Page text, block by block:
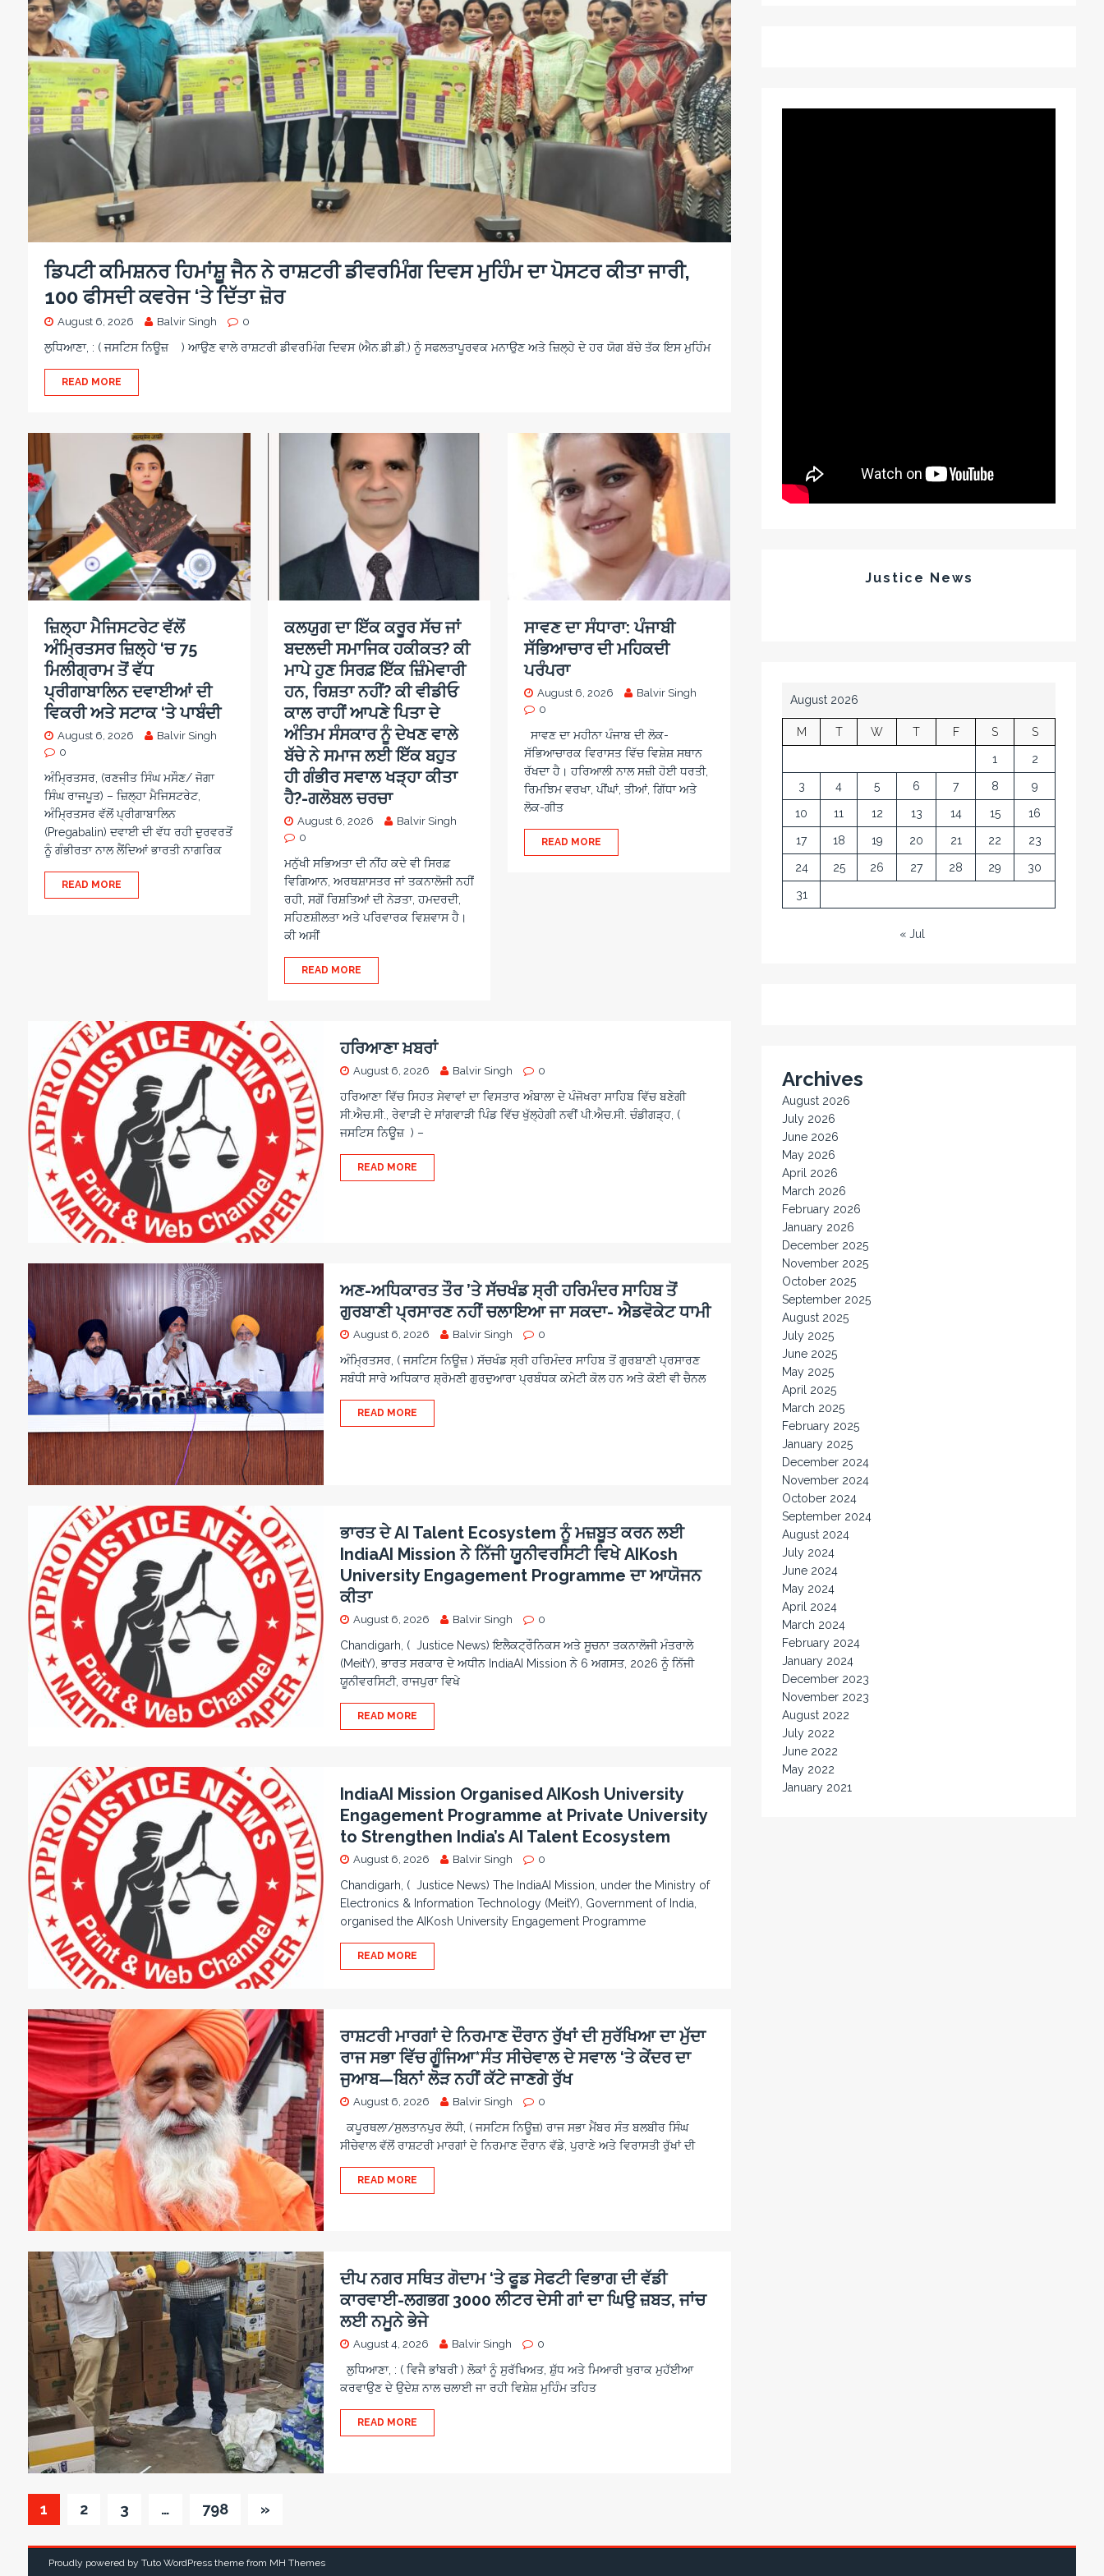
d
n
o
i
n
o
i
c
r
e
w
a
r
d
e
c
a
s
i
n
o
a
s
i
n
o
o
g
a
m
e
ਡਿਪਟੀ ਕਮਿਸ਼ਨਰ ਹਿਮਾਂਸ਼ੂ ਜੈਨ ਨੇ ਰਾਸ਼ਟਰੀ ਡੀਵਰਮਿੰਗ ਦਿਵਸ ਮੁਹਿੰਮ ਦਾ ਪੋਸਟਰ ਕੀਤਾ ਜਾਰੀ,
100 ਫੀਸਦੀ ਕਵਰੇਜ ‘ਤੇ ਦਿੱਤਾ ਜ਼ੋਰ
August 6, 2026 Balvir Singh 0
ਲੁਧਿਆਣਾ, : ( ਜਸਟਿਸ ਨਿਊਜ਼ ) ਆਉਣ ਵਾਲੇ ਰਾਸ਼ਟਰੀ ਡੀਵਰਮਿੰਗ ਦਿਵਸ (ਐਨ.ਡੀ.ਡੀ.) ਨੂੰ ਸਫਲਤਾਪੂਰਵਕ ਮਨਾਉਣ ਅਤੇ ਜ਼ਿਲ੍ਹੇ ਦੇ ਹਰ ਯੋਗ ਬੱਚੇ ਤੱਕ ਇਸ ਮੁਹਿੰਮ
READ MORE
ਜ਼ਿਲ੍ਹਾ ਮੈਜਿਸਟਰੇਟ ਵੱਲੋਂ
ਅੰਮ੍ਰਿਤਸਰ ਜ਼ਿਲ੍ਹੇ ‘ਚ 75
ਮਿਲੀਗ੍ਰਾਮ ਤੋਂ ਵੱਧ
ਪ੍ਰੀਗਾਬਾਲਿਨ ਦਵਾਈਆਂ ਦੀ
ਵਿਕਰੀ ਅਤੇ ਸਟਾਕ ‘ਤੇ ਪਾਬੰਦੀ
August 6, 2026
Balvir Singh
0
ਅੰਮ੍ਰਿਤਸਰ, (ਰਣਜੀਤ ਸਿੰਘ ਮਸੌਣ/ ਜੋਗਾ
ਸਿੰਘ ਰਾਜਪੂਤ) – ਜ਼ਿਲ੍ਹਾ ਮੈਜਿਸਟਰੇਟ,
ਅੰਮ੍ਰਿਤਸਰ ਵੱਲੋਂ ਪ੍ਰੀਗਾਬਾਲਿਨ
(Pregabalin) ਦਵਾਈ ਦੀ ਵੱਧ ਰਹੀ ਦੁਰਵਰਤੋਂ
ਨੂੰ ਗੰਭੀਰਤਾ ਨਾਲ ਲੈਂਦਿਆਂ ਭਾਰਤੀ ਨਾਗਰਿਕ
READ MORE
ਕਲਯੁਗ ਦਾ ਇੱਕ ਕਰੂਰ ਸੱਚ ਜਾਂ
ਬਦਲਦੀ ਸਮਾਜਿਕ ਹਕੀਕਤ? ਕੀ
ਮਾਪੇ ਹੁਣ ਸਿਰਫ਼ ਇੱਕ ਜ਼ਿੰਮੇਵਾਰੀ
ਹਨ, ਰਿਸ਼ਤਾ ਨਹੀਂ? ਕੀ ਵੀਡੀਓ
ਕਾਲ ਰਾਹੀਂ ਆਪਣੇ ਪਿਤਾ ਦੇ
ਅੰਤਿਮ ਸੰਸਕਾਰ ਨੂੰ ਦੇਖਣ ਵਾਲੇ
ਬੱਚੇ ਨੇ ਸਮਾਜ ਲਈ ਇੱਕ ਬਹੁਤ
ਹੀ ਗੰਭੀਰ ਸਵਾਲ ਖੜ੍ਹਾ ਕੀਤਾ
ਹੈ?-ਗਲੋਬਲ ਚਰਚਾ
August 6, 2026
Balvir Singh
0
ਮਨੁੱਖੀ ਸਭਿਅਤਾ ਦੀ ਨੀਂਹ ਕਦੇ ਵੀ ਸਿਰਫ਼
ਵਿਗਿਆਨ, ਅਰਥਸ਼ਾਸਤਰ ਜਾਂ ਤਕਨਾਲੋਜੀ ਨਹੀਂ
ਰਹੀ, ਸਗੋਂ ਰਿਸ਼ਤਿਆਂ ਦੀ ਨੇੜਤਾ, ਹਮਦਰਦੀ,
ਸਹਿਣਸ਼ੀਲਤਾ ਅਤੇ ਪਰਿਵਾਰਕ ਵਿਸ਼ਵਾਸ ਹੈ।
ਕੀ ਅਸੀਂ
READ MORE
ਸਾਵਣ ਦਾ ਸੰਧਾਰਾ: ਪੰਜਾਬੀ
ਸੱਭਿਆਚਾਰ ਦੀ ਮਹਿਕਦੀ
ਪਰੰਪਰਾ
August 6, 2026
Balvir Singh
0
ਸਾਵਣ ਦਾ ਮਹੀਨਾ ਪੰਜਾਬ ਦੀ ਲੋਕ-
ਸੱਭਿਆਚਾਰਕ ਵਿਰਾਸਤ ਵਿੱਚ ਵਿਸ਼ੇਸ਼ ਸਥਾਨ
ਰੱਖਦਾ ਹੈ। ਹਰਿਆਲੀ ਨਾਲ ਸਜ਼ੀ ਹੋਈ ਧਰਤੀ,
ਰਿਮਝਿਮ ਵਰਖਾ, ਪੀਂਘਾਂ, ਤੀਆਂ, ਗਿੱਧਾ ਅਤੇ
ਲੋਕ-ਗੀਤ
READ MORE
ਹਰਿਆਣਾ ਖ਼ਬਰਾਂ
August 6, 2026 Balvir Singh 0
ਹਰਿਆਣਾ ਵਿੱਚ ਸਿਹਤ ਸੇਵਾਵਾਂ ਦਾ ਵਿਸਤਾਰ ਅੰਬਾਲਾ ਦੇ ਪੰਜੋਖਰਾ ਸਾਹਿਬ ਵਿੱਚ ਬਣੇਗੀ
ਸੀ.ਐਚ.ਸੀ., ਰੇਵਾੜੀ ਦੇ ਸਾਂਗਵਾੜੀ ਪਿੰਡ ਵਿੱਚ ਖੁੱਲ੍ਹੇਗੀ ਨਵੀਂ ਪੀ.ਐਚ.ਸੀ. ਚੰਡੀਗੜ੍ਹ, (
ਜਸਟਿਸ ਨਿਊਜ਼ ) –
READ MORE
ਅਣ-ਅਧਿਕਾਰਤ ਤੌਰ ’ਤੇ ਸੱਚਖੰਡ ਸ੍ਰੀ ਹਰਿਮੰਦਰ ਸਾਹਿਬ ਤੋਂ
ਗੁਰਬਾਣੀ ਪ੍ਰਸਾਰਣ ਨਹੀਂ ਚਲਾਇਆ ਜਾ ਸਕਦਾ- ਐਡਵੋਕੇਟ ਧਾਮੀ
August 6, 2026 Balvir Singh 0
ਅੰਮ੍ਰਿਤਸਰ, ( ਜਸਟਿਸ ਨਿਊਜ਼ ) ਸੱਚਖੰਡ ਸ੍ਰੀ ਹਰਿਮੰਦਰ ਸਾਹਿਬ ਤੋਂ ਗੁਰਬਾਣੀ ਪ੍ਰਸਾਰਣ
ਸਬੰਧੀ ਸਾਰੇ ਅਧਿਕਾਰ ਸ਼੍ਰੋਮਣੀ ਗੁਰਦੁਆਰਾ ਪ੍ਰਬੰਧਕ ਕਮੇਟੀ ਕੋਲ ਹਨ ਅਤੇ ਕੋਈ ਵੀ ਚੈਨਲ
READ MORE
ਭਾਰਤ ਦੇ AI Talent Ecosystem ਨੂੰ ਮਜ਼ਬੂਤ ਕਰਨ ਲਈ
IndiaAI Mission ਨੇ ਨਿੱਜੀ ਯੂਨੀਵਰਸਿਟੀ ਵਿਖੇ AIKosh
University Engagement Programme ਦਾ ਆਯੋਜਨ
ਕੀਤਾ
August 6, 2026 Balvir Singh 0
Chandigarh, ( Justice News) ਇਲੈਕਟ੍ਰੌਨਿਕਸ ਅਤੇ ਸੂਚਨਾ ਤਕਨਾਲੋਜੀ ਮੰਤਰਾਲੇ
(MeitY), ਭਾਰਤ ਸਰਕਾਰ ਦੇ ਅਧੀਨ IndiaAI Mission ਨੇ 6 ਅਗਸਤ, 2026 ਨੂੰ ਨਿੱਜੀ
ਯੂਨੀਵਰਸਿਟੀ, ਰਾਜਪੁਰਾ ਵਿਖੇ
READ MORE
IndiaAI Mission Organised AIKosh University
Engagement Programme at Private University
to Strengthen India’s AI Talent Ecosystem
August 6, 2026 Balvir Singh 0
Chandigarh, ( Justice News) The IndiaAI Mission, under the Ministry of
Electronics & Information Technology (MeitY), Government of India,
organised the AIKosh University Engagement Programme
READ MORE
ਰਾਸ਼ਟਰੀ ਮਾਰਗਾਂ ਦੇ ਨਿਰਮਾਣ ਦੌਰਾਨ ਰੁੱਖਾਂ ਦੀ ਸੁਰੱਖਿਆ ਦਾ ਮੁੱਦਾ
ਰਾਜ ਸਭਾ ਵਿੱਚ ਗੂੰਜਿਆ*ਸੰਤ ਸੀਚੇਵਾਲ ਦੇ ਸਵਾਲ ‘ਤੇ ਕੇਂਦਰ ਦਾ
ਜੁਆਬ—ਬਿਨਾਂ ਲੋੜ ਨਹੀਂ ਕੱਟੇ ਜਾਣਗੇ ਰੁੱਖ
August 6, 2026 Balvir Singh 0
ਕਪੂਰਥਲਾ/ਸੁਲਤਾਨਪੁਰ ਲੋਧੀ, ( ਜਸਟਿਸ ਨਿਊਜ਼) ਰਾਜ ਸਭਾ ਮੈਂਬਰ ਸੰਤ ਬਲਬੀਰ ਸਿੰਘ
ਸੀਚੇਵਾਲ ਵੱਲੋਂ ਰਾਸ਼ਟਰੀ ਮਾਰਗਾਂ ਦੇ ਨਿਰਮਾਣ ਦੌਰਾਨ ਵੱਡੇ, ਪੁਰਾਣੇ ਅਤੇ ਵਿਰਾਸਤੀ ਰੁੱਖਾਂ ਦੀ
READ MORE
ਦੀਪ ਨਗਰ ਸਥਿਤ ਗੋਦਾਮ ‘ਤੇ ਫੂਡ ਸੇਫਟੀ ਵਿਭਾਗ ਦੀ ਵੱਡੀ
ਕਾਰਵਾਈ-ਲਗਭਗ 3000 ਲੀਟਰ ਦੇਸੀ ਗਾਂ ਦਾ ਘਿਉ ਜ਼ਬਤ, ਜਾਂਚ
ਲਈ ਨਮੂਨੇ ਭੇਜੇ
August 4, 2026 Balvir Singh 0
ਲੁਧਿਆਣਾ, : ( ਵਿਜੈ ਭਾਂਬਰੀ ) ਲੋਕਾਂ ਨੂੰ ਸੁਰੱਖਿਅਤ, ਸ਼ੁੱਧ ਅਤੇ ਮਿਆਰੀ ਖੁਰਾਕ ਮੁਹੱਈਆ
ਕਰਵਾਉਣ ਦੇ ਉਦੇਸ਼ ਨਾਲ ਚਲਾਈ ਜਾ ਰਹੀ ਵਿਸ਼ੇਸ਼ ਮੁਹਿੰਮ ਤਹਿਤ
READ MORE
1 2 3 … 798 »
Justice News
August 2026
M T W T F S S
1 2
3 4 5 6 7 8 9
10 11 12 13 14 15 16
17 18 19 20 21 22 23
24 25 26 27 28 29 30
31
« Jul
Archives
August 2026
July 2026
June 2026
May 2026
April 2026
March 2026
February 2026
January 2026
December 2025
November 2025
October 2025
September 2025
August 2025
July 2025
June 2025
May 2025
April 2025
March 2025
February 2025
January 2025
December 2024
November 2024
October 2024
September 2024
August 2024
July 2024
June 2024
May 2024
April 2024
March 2024
February 2024
January 2024
December 2023
November 2023
August 2022
July 2022
June 2022
May 2022
January 2021
Proudly powered by Tuto WordPress theme from MH Themes